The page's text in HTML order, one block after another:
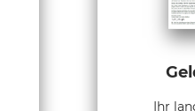
Ihr